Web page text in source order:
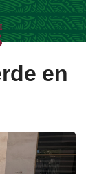
en